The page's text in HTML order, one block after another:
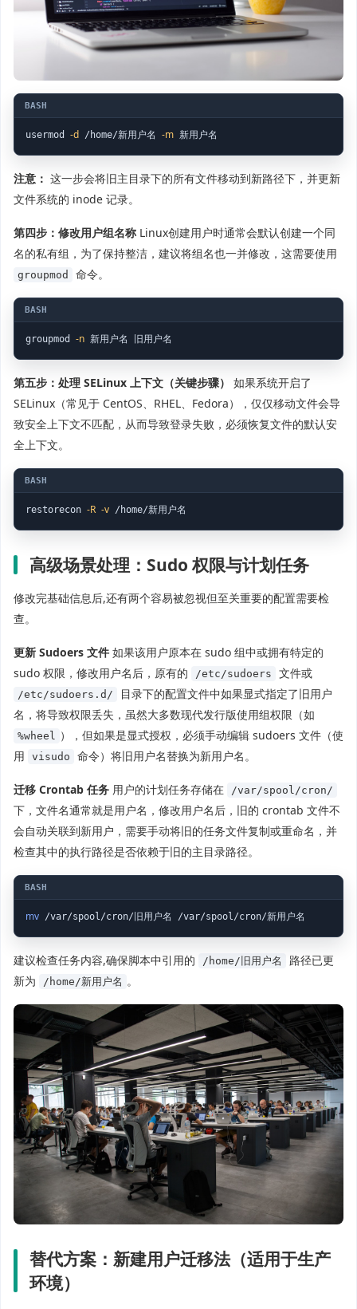
usermod -d /home/新用户名 -m 新用户名
注意： 这一步会将旧主目录下的所有文件移动到新路径下，并更新
文件系统的 inode 记录。
第四步：修改用户组名称 Linux创建用户时通常会默认创建一个同
名的私有组，为了保持整洁，建议将组名也一并修改，这需要使用
groupmod 命令。
groupmod -n 新用户名 旧用户名
第五步：处理 SELinux 上下文（关键步骤）
如果系统开启了
SELinux（常见于 CentOS、RHEL、Fedora），仅仅移动文件会导
致安全上下文不匹配，从而导致登录失败，必须恢复文件的默认安
全上下文。
restorecon -R -v /home/新用户名
高级场景处理：Sudo 权限与计划任务
修改完基础信息后,还有两个容易被忽视但至关重要的配置需要检
查。
更新 Sudoers 文件 如果该用户原本在 sudo 组中或拥有特定的
sudo 权限，修改用户名后，原有的
/etc/sudoers 文件或
/etc/sudoers.d/
目录下的配置文件中如果显式指定了旧用户
名，将导致权限丢失，虽然大多数现代发行版使用组权限（如
%wheel ），但如果是显式授权，必须手动编辑 sudoers 文件（使
用
visudo 命令）将旧用户名替换为新用户名。
迁移 Crontab 任务 用户的计划任务存储在 /var/spool/cron/
下，文件名通常就是用户名，修改用户名后，旧的 crontab 文件不
会自动关联到新用户，需要手动将旧的任务文件复制或重命名，并
检查其中的执行路径是否依赖于旧的主目录路径。
mv /var/spool/cron/旧用户名 /var/spool/cron/新用户名
建议检查任务内容,确保脚本中引用的 /home/旧用户名
路径已更
新为
/home/新用户名 。
替代方案：新建用户迁移法（适用于生产
环境）